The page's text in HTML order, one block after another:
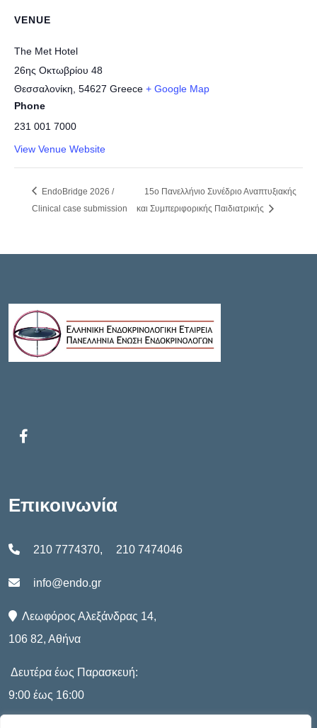
VENUE
The Met Hotel
26ης Οκτωβρίου 48
Θεσσαλονίκη 54627 Greece + Google Map
Phone
231 001 7000
View Venue Website
EndoBridge 2026 /
Clinical case submission
15ο Πανελλήνιο Συνέδριο Αναπτυξιακής
και Συμπεριφορικής Παιδιατρικής
Επικοινωνία
210 7774370, 210 7474046
info@endo.gr
Λεωφόρος Αλεξάνδρας 14,
106 82, Αθήνα
Δευτέρα έως Παρασκευή:
9:00 έως 16:00